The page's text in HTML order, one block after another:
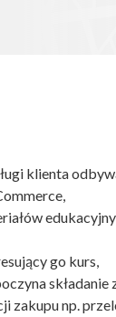
klienta
go kurs,
składanie
zakupu np.